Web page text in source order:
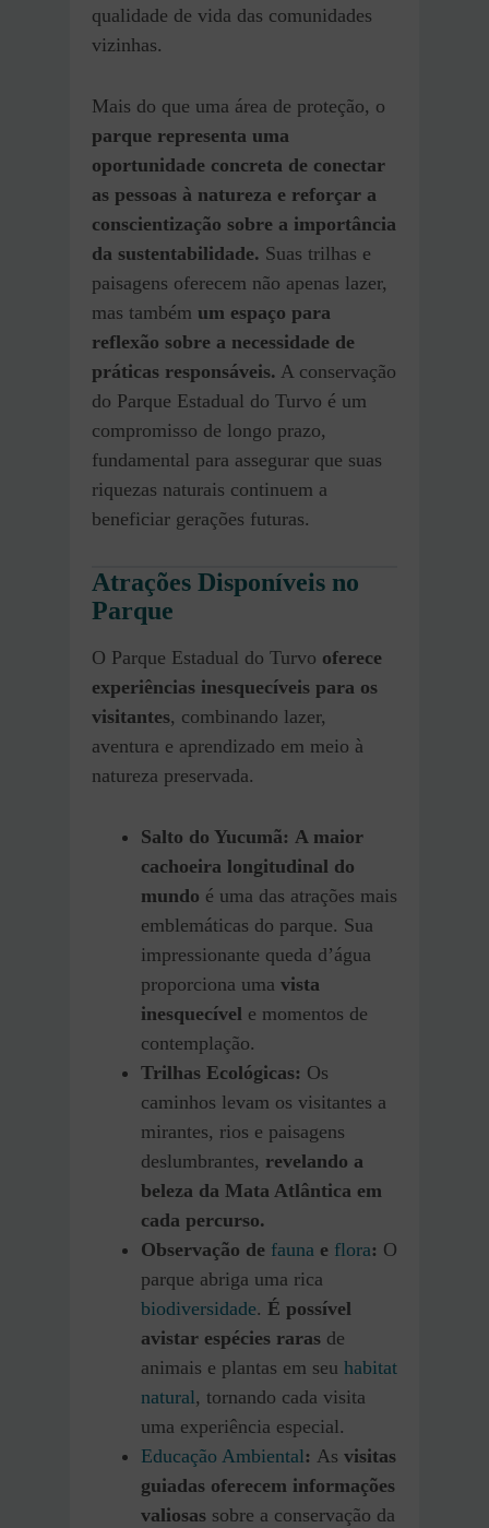
qualidade de vida das comunidades
vizinhas.
Mais do que uma área de proteção, o
parque representa uma
oportunidade concreta de conectar
as pessoas à natureza e reforçar a
conscientização sobre a importância
da sustentabilidade. Suas trilhas e
paisagens oferecem não apenas lazer,
mas também um espaço para
reflexão sobre a necessidade de
práticas responsáveis. A conservação
do Parque Estadual do Turvo é um
compromisso de longo prazo,
fundamental para assegurar que suas
riquezas naturais continuem a
beneficiar gerações futuras.
Atrações Disponíveis no
Parque
O Parque Estadual do Turvo oferece
experiências inesquecíveis para os
visitantes, combinando lazer,
aventura e aprendizado em meio à
natureza preservada.
Salto do Yucumã: A maior
cachoeira longitudinal do
mundo é uma das atrações mais
emblemáticas do parque. Sua
impressionante queda d’água
proporciona uma vista
inesquecível e momentos de
contemplação.
Trilhas Ecológicas: Os
caminhos levam os visitantes a
mirantes, rios e paisagens
deslumbrantes, revelando a
beleza da Mata Atlântica em
cada percurso.
Observação de fauna e flora: O
parque abriga uma rica
biodiversidade. É possível
avistar espécies raras de
animais e plantas em seu habitat
natural, tornando cada visita
uma experiência especial.
Educação Ambiental: As visitas
guiadas oferecem informações
valiosas sobre a conservação da